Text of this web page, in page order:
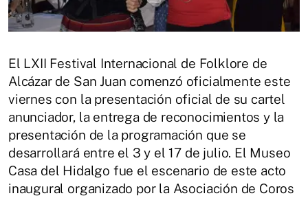
El LXII Festival Internacional de Folklore de
Alcázar de San Juan comenzó oficialmente este
viernes con la presentación oficial de su cartel
anunciador, la entrega de reconocimientos y la
presentación de la programación que se
desarrollará entre el 3 y el 17 de julio. El Museo
Casa del Hidalgo fue el escenario de este acto
inaugural organizado por la Asociación de Coros